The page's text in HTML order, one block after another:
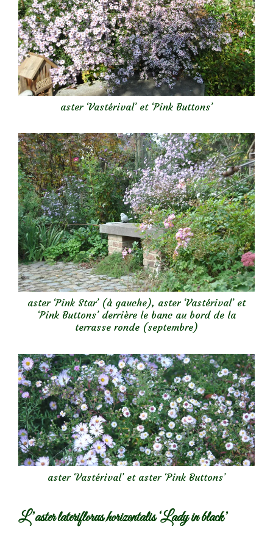
aster ‘Vastérival’ et ‘Pink Buttons’
aster ‘Pink Star’ (à gauche), aster ‘Vastérival’ et
‘Pink Buttons’ derrière le banc au bord de la
terrasse ronde (septembre)
aster ‘Vastérival’ et aster ‘Pink Buttons’
L’aster lateriflorus horizontalis ‘Lady in black’